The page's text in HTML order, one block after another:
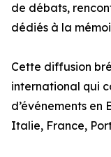
de débats,
dédiés à la
Cette diffusion
international qui
d’événements en
Italie, France,